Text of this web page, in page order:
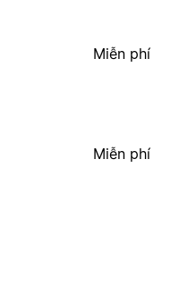
Miễn phí
Miễn phí